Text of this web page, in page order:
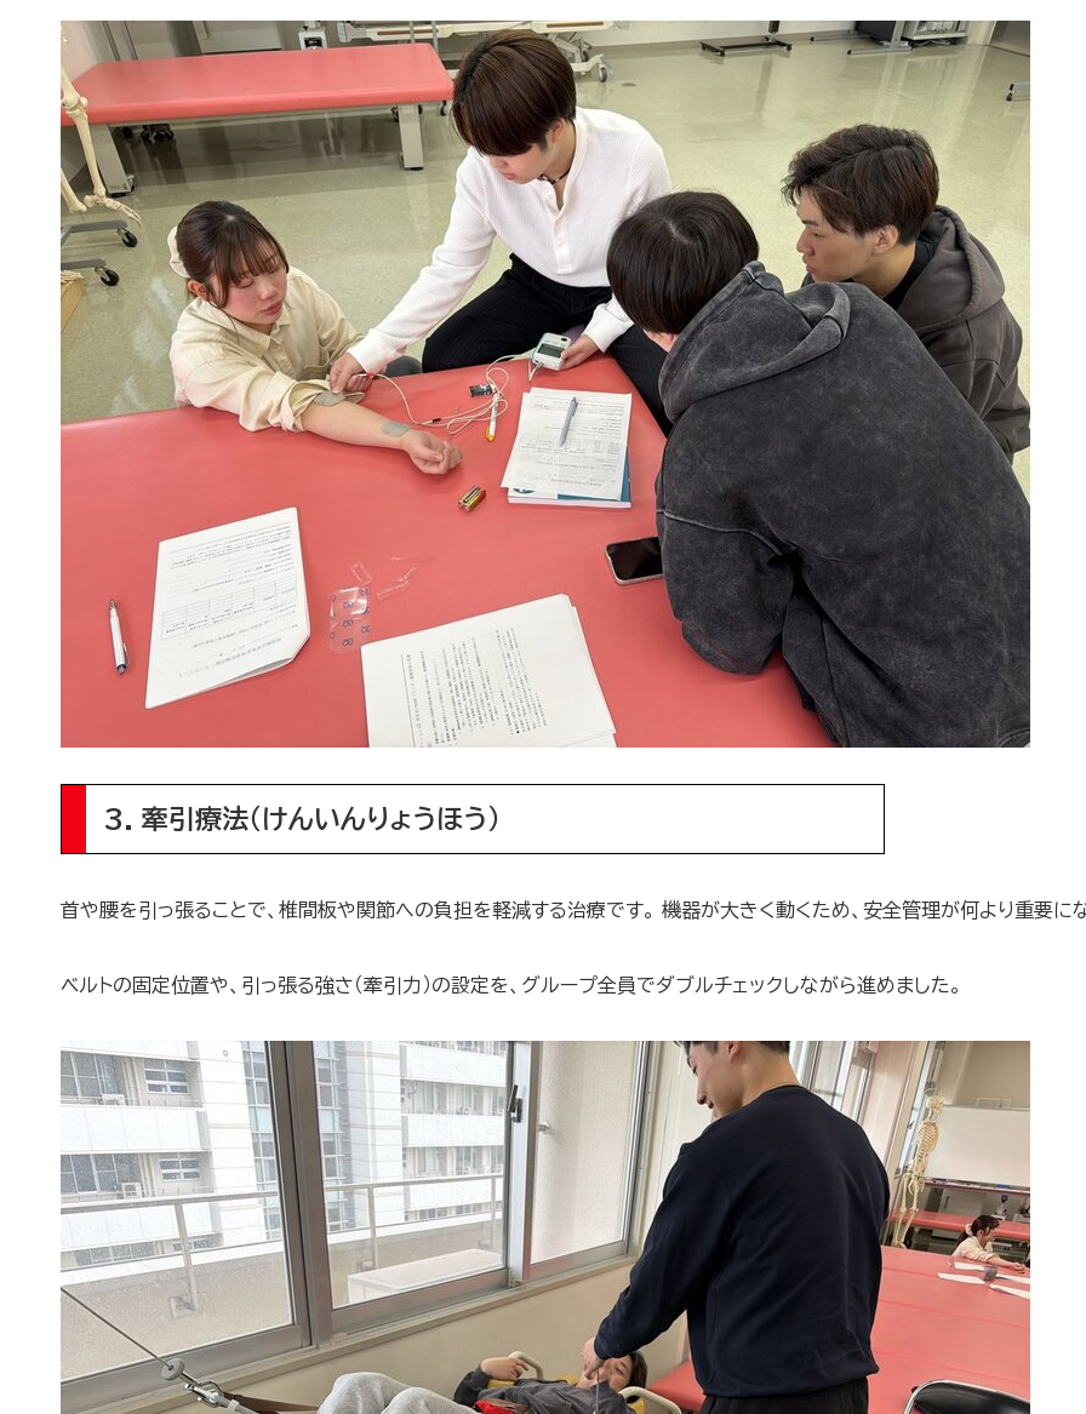
3. 牽引療法（けんいんりょうほう）
首や腰を引っ張ることで、椎間板や関節への負担を軽減する治療です。 機器が大きく動くため、安全管理が何より重要に
ベルトの固定位置や、引っ張る強さ（牽引力）の設定を、グループ全員でダブルチェックしながら進めました。